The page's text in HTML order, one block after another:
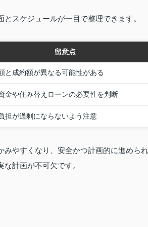
スケジュールが一目で整理できます。
留意点
と成約額が異なる可能性がある
金や住み替えローンの必要性を判断
担が過剰にならないよう注意
みやすくなり、安全かつ計画的に進められ
計画が不可欠です。